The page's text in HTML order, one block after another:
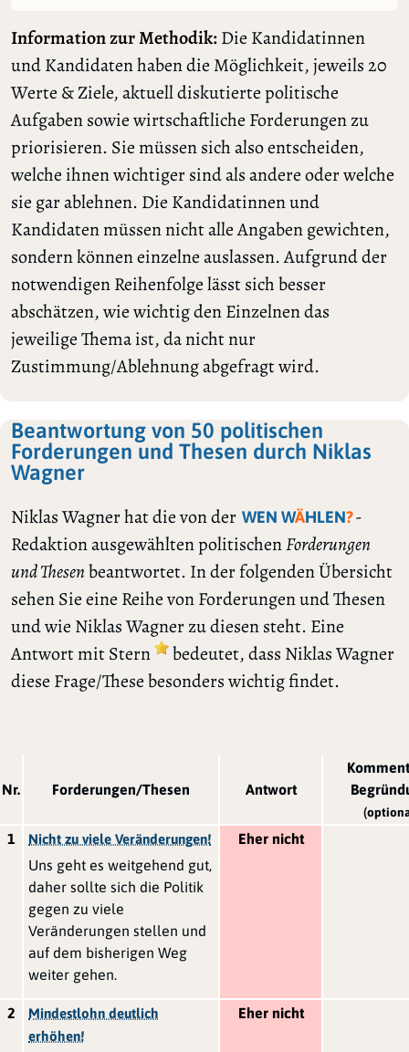
Information zur Methodik:Die Kandidatinnen
und Kandidaten haben die Möglichkeit, jeweils 20
Werte & Ziele, aktuell diskutierte politische
Aufgaben sowie wirtschaftliche Forderungen zu
priorisieren. Sie müssen sich also entscheiden,
welche ihnen wichtiger sind als andere oder welche
sie gar ablehnen. Die Kandidatinnen und
Kandidaten müssen nicht alle Angaben gewichten,
sondern können einzelne auslassen. Aufgrund der
notwendigen Reihenfolge lässt sich besser
abschätzen, wie wichtig den Einzelnen das
jeweilige Thema ist, da nicht nur
Zustimmung/Ablehnung abgefragt wird.
Beantwortung von 50 politischen
Forderungen und Thesen durch Niklas
Wagner
Niklas Wagner hat die von der WEN WÄHLEN?-
Redaktion ausgewählten politischenForderungen
und Thesenbeantwortet. In der folgenden Übersicht
sehen Sie eine Reihe von Forderungen und Thesen
und wie Niklas Wagner zu diesen steht. Eine
Antwort mit Stern
bedeutet, dass Niklas Wagner
diese Frage/These besonders wichtig findet.
Nr. Forderungen/Thesen Antwort
1 Nicht zu viele Veränderungen!
Uns geht es weitgehend gut,
daher sollte sich die Politik
gegen zu viele
Veränderungen stellen und
auf dem bisherigen Weg
weiter gehen.
Eher nicht
2
Mindestlohn deutlich
erhöhen!
Eher nicht